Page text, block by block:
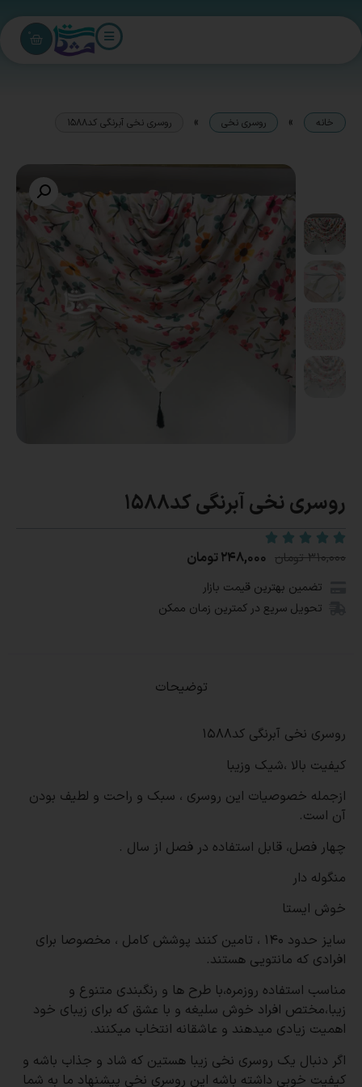
0
خانه » روسری نخی » روسری نخی آبرنگی کد1588
روسری نخی آبرنگی کد1588
۳۱۰,۰۰۰ تومان ۲۴۸,۰۰۰تومان
تضمین بهترین قیمت بازار
تحویل سریع در کمترین زمان ممکن
توضیحات
روسری نخی آبرنگی کد1588
کیفیت بالا ،شیک وزیبا
ازجمله خصوصیات این روسری ، سبک و راحت و لطیف بودن
آن است.
چهار فصل، قابل استفاده در فصل از سال .
منگوله دار
خوش ایستا
سایز حدود 140 ، تامین کنند پوشش کامل ، مخصوصا برای
افرادی که مانتویی هستند.
مناسب استفاده روزمره،با طرح ها و رنگبندی متنوع و
زیبا،مختص افراد خوش سلیغه و با عشق که برای زیبای خود
اهمیت زیادی میدهند و عاشقانه انتخاب میکنند.
اگر دنبال یک روسری نخی زیبا هستین که شاد و جذاب باشه و
کیفیت خوبی داشته باشه این روسری نخی پیشنهاد ما به شما